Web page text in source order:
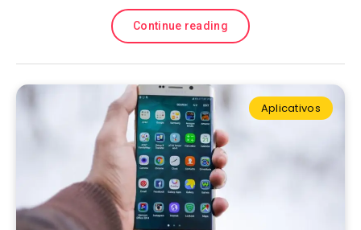
Continue reading
Aplicativos